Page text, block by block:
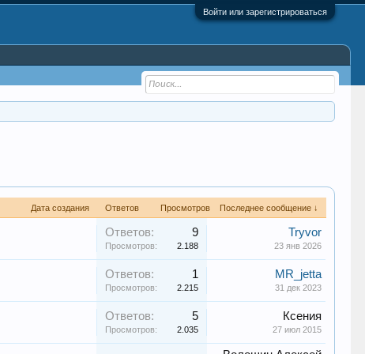
Войти или зарегистрироваться
Дата создания Ответов Просмотров Последнее сообщение ↓
Ответов: 9
Просмотров: 2.188
Tryvor
23 янв 2026
Ответов: 1
Просмотров: 2.215
MR_jetta
31 дек 2023
Ответов: 5
Просмотров: 2.035
Ксения
27 июл 2015